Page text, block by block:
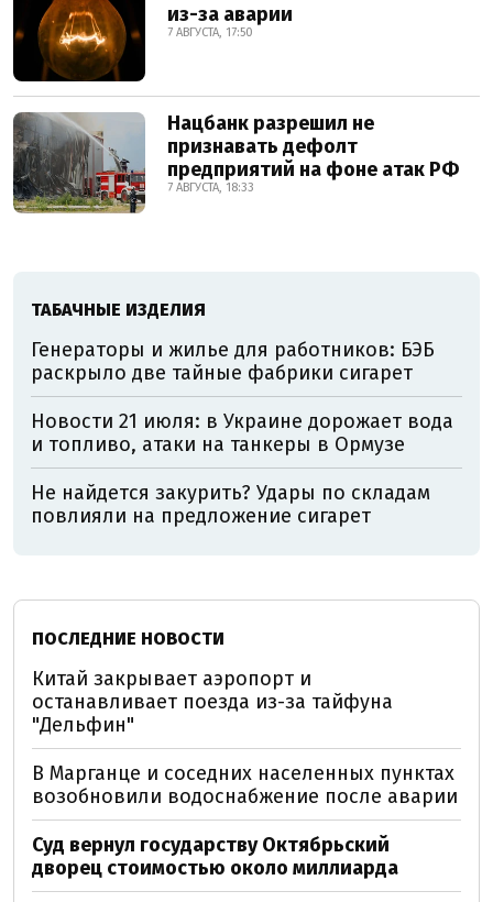
из-за аварии
7 АВГУСТА, 17:50
Нацбанк разрешил не
признавать дефолт
предприятий на фоне атак РФ
7 АВГУСТА, 18:33
ТАБАЧНЫЕ ИЗДЕЛИЯ
Генераторы и жилье для работников: БЭБ
раскрыло две тайные фабрики сигарет
Новости 21 июля: в Украине дорожает вода
и топливо, атаки на танкеры в Ормузе
Не найдется закурить? Удары по складам
повлияли на предложение сигарет
ПОСЛЕДНИЕ НОВОСТИ
Китай закрывает аэропорт и
останавливает поезда из-за тайфуна
"Дельфин"
В Марганце и соседних населенных пунктах
возобновили водоснабжение после аварии
Суд вернул государству Октябрьский
дворец стоимостью около миллиарда